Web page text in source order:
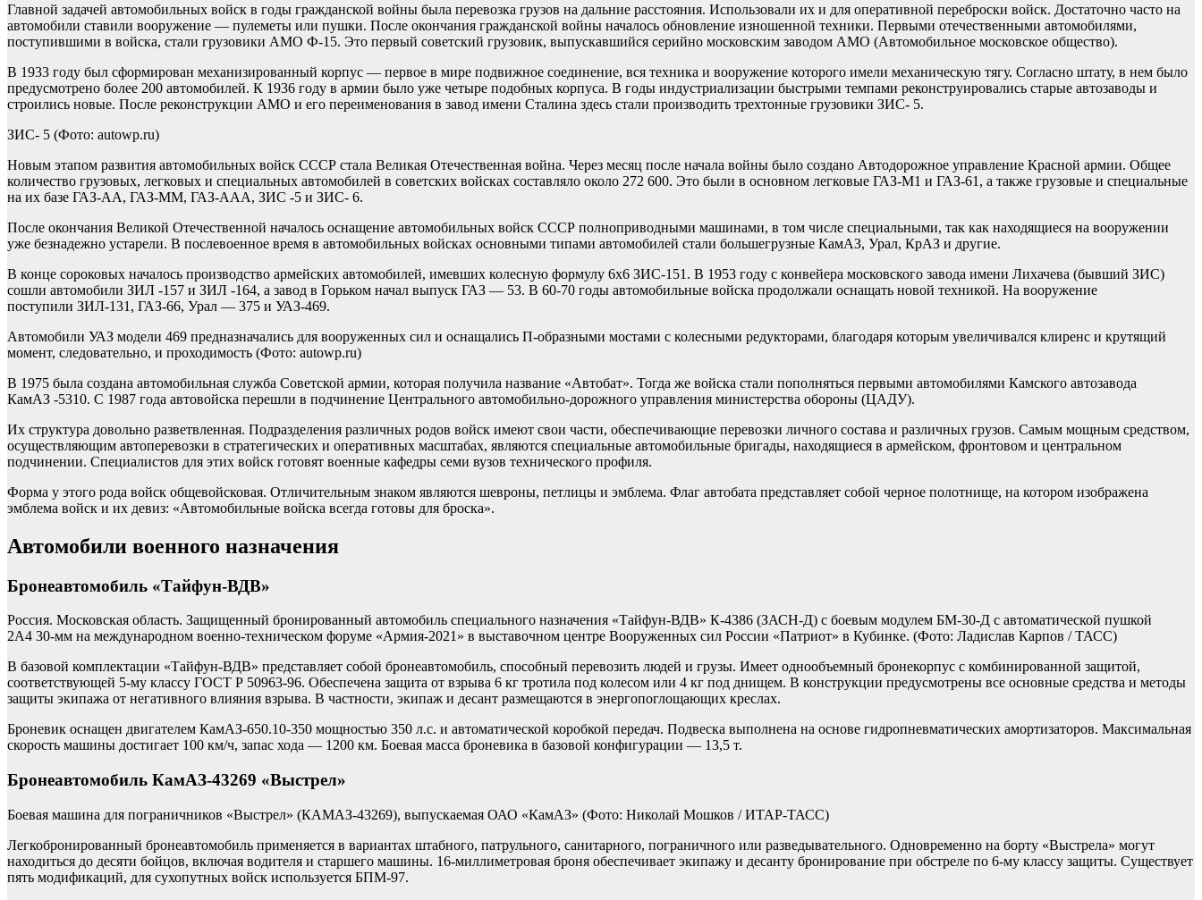
Главной задачей автомобильных войск в годы гражданской войны была перевозка грузов на дальние расстояния. Использовали их и для оперативной переброски войск. Достаточно часто на
автомобили ставили вооружение — пулеметы или пушки. После окончания гражданской войны началось обновление изношенной техники. Первыми отечественными автомобилями,
поступившими в войска, стали грузовики АМО Ф-15. Это первый советский грузовик, выпускавшийся серийно московским заводом АМО (Автомобильное московское общество).
В 1933 году был сформирован механизированный корпус — первое в мире подвижное соединение, вся техника и вооружение которого имели механическую тягу. Согласно штату, в нем было
предусмотрено более 200 автомобилей. К 1936 году в армии было уже четыре подобных корпуса. В годы индустриализации быстрыми темпами реконструировались старые автозаводы и
строились новые. После реконструкции АМО и его переименования в завод имени Сталина здесь стали производить трехтонные грузовики ЗИС- 5.
ЗИС- 5 (Фото: autowp.ru)
Новым этапом развития автомобильных войск СССР стала Великая Отечественная война. Через месяц после начала войны было создано Автодорожное управление Красной армии. Общее
количество грузовых, легковых и специальных автомобилей в советских войсках составляло около 272 600. Это были в основном легковые ГАЗ-М1 и ГАЗ-61, а также грузовые и специальные
на их базе ГАЗ-АА, ГАЗ-ММ, ГАЗ-ААА, ЗИС -5 и ЗИС- 6.
После окончания Великой Отечественной началось оснащение автомобильных войск СССР полноприводными машинами, в том числе специальными, так как находящиеся на вооружении
уже безнадежно устарели. В послевоенное время в автомобильных войсках основными типами автомобилей стали большегрузные КамАЗ, Урал, КрАЗ и другие.
В конце сороковых началось производство армейских автомобилей, имевших колесную формулу 6х6 ЗИС-151. В 1953 году с конвейера московского завода имени Лихачева (бывший ЗИС)
сошли автомобили ЗИЛ -157 и ЗИЛ -164, а завод в Горьком начал выпуск ГАЗ — 53. В 60-70 годы автомобильные войска продолжали оснащать новой техникой. На вооружение
поступили ЗИЛ-131, ГАЗ-66, Урал — 375 и УАЗ-469.
Автомобили УАЗ модели 469 предназначались для вооруженных сил и оснащались П-образными мостами с колесными редукторами, благодаря которым увеличивался клиренс и крутящий
момент, следовательно, и проходимость (Фото: autowp.ru)
В 1975 была создана автомобильная служба Советской армии, которая получила название «Автобат». Тогда же войска стали пополняться первыми автомобилями Камского автозавода
КамАЗ -5310. С 1987 года автовойска перешли в подчинение Центрального автомобильно-дорожного управления министерства обороны (ЦАДУ).
Их структура довольно разветвленная. Подразделения различных родов войск имеют свои части, обеспечивающие перевозки личного состава и различных грузов. Самым мощным средством,
осуществляющим автоперевозки в стратегических и оперативных масштабах, являются специальные автомобильные бригады, находящиеся в армейском, фронтовом и центральном
подчинении. Специалистов для этих войск готовят военные кафедры семи вузов технического профиля.
Форма у этого рода войск общевойсковая. Отличительным знаком являются шевроны, петлицы и эмблема. Флаг автобата представляет собой черное полотнище, на котором изображена
эмблема войск и их девиз: «Автомобильные войска всегда готовы для броска».
Автомобили военного назначения
Бронеавтомобиль «Тайфун-ВДВ»
Россия. Московская область. Защищенный бронированный автомобиль специального назначения «Тайфун-ВДВ» К-4386 (ЗАСН-Д) с боевым модулем БМ-30-Д с автоматической пушкой
2А4 30-мм на международном военно-техническом форуме «Армия-2021» в выставочном центре Вооруженных сил России «Патриот» в Кубинке. (Фото: Ладислав Карпов / ТАСС)
В базовой комплектации «Тайфун-ВДВ» представляет собой бронеавтомобиль, способный перевозить людей и грузы. Имеет однообъемный бронекорпус с комбинированной защитой,
соответствующей 5-му классу ГОСТ Р 50963-96. Обеспечена защита от взрыва 6 кг тротила под колесом или 4 кг под днищем. В конструкции предусмотрены все основные средства и методы
защиты экипажа от негативного влияния взрыва. В частности, экипаж и десант размещаются в энергопоглощающих креслах.
Броневик оснащен двигателем КамАЗ-650.10-350 мощностью 350 л.с. и автоматической коробкой передач. Подвеска выполнена на основе гидропневматических амортизаторов. Максимальная
скорость машины достигает 100 км/ч, запас хода — 1200 км. Боевая масса броневика в базовой конфигурации — 13,5 т.
Бронеавтомобиль КамАЗ-43269 «Выстрел»
Боевая машина для пограничников «Выстрел» (КАМАЗ-43269), выпускаемая ОАО «КамАЗ» (Фото: Николай Мошков / ИТАР-ТАСС)
Легкобронированный бронеавтомобиль применяется в вариантах штабного, патрульного, санитарного, пограничного или разведывательного. Одновременно на борту «Выстрела» могут
находиться до десяти бойцов, включая водителя и старшего машины. 16-миллиметровая броня обеспечивает экипажу и десанту бронирование при обстреле по 6-му классу защиты. Существует
пять модификаций, для сухопутных войск используется БПМ-97.